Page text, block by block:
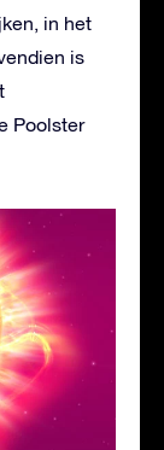
in het
is
Poolster